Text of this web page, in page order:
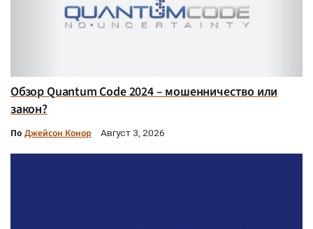
Обзор Quantum Code 2024 – мошенничество или
закон?
По Джейсон Конор Август 3, 2026